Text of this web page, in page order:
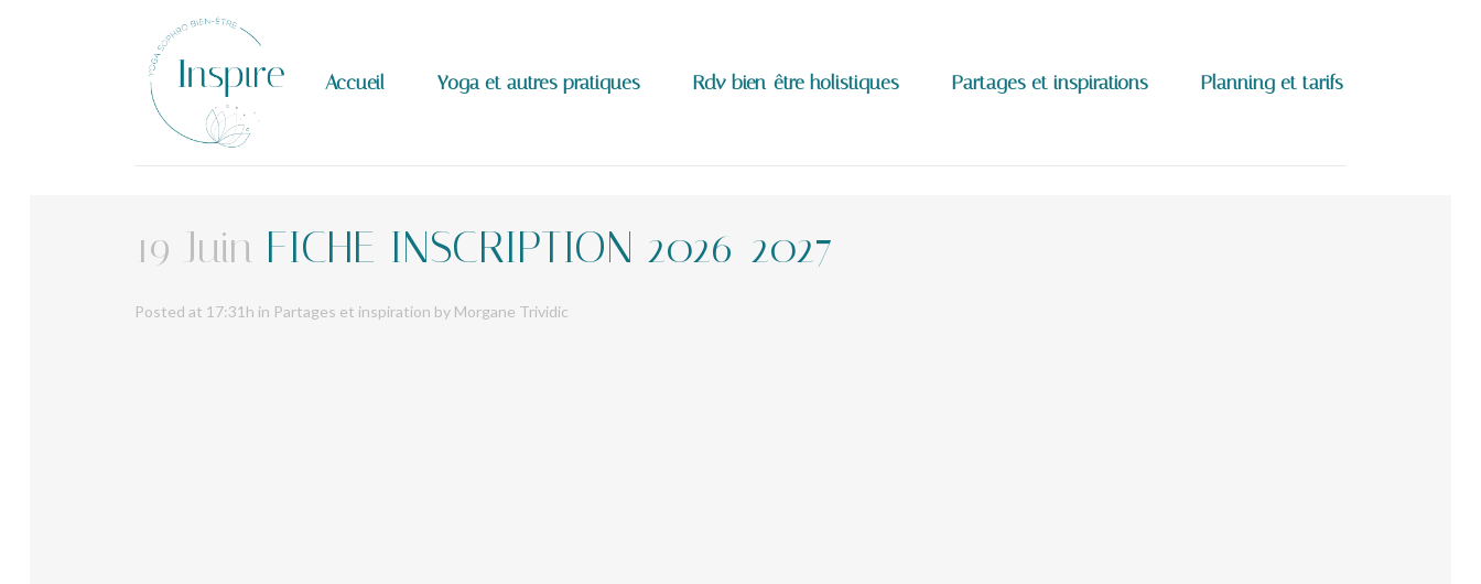
Accueil Yoga et autres pratiques Rdv bien-être holistiques Partages et inspirations Planning et tarifs
19 Juin FICHE INSCRIPTION 2026-2027
Posted at 17:31h in Partages et inspiration by Morgane Trividic